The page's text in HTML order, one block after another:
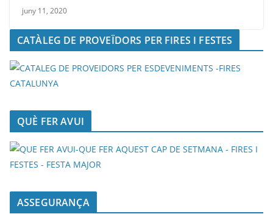
juny 11, 2020
CATÀLEG DE PROVEÏDORS PER FIRES I FESTES
QUÈ FER AVUI
ASSEGURANÇA